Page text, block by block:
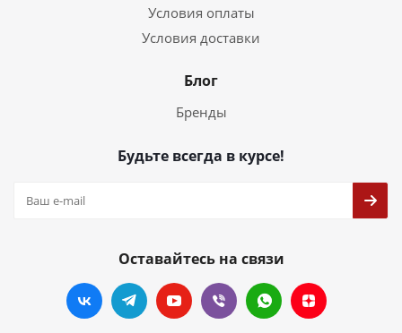
Условия оплаты
Условия доставки
Блог
Бренды
Будьте всегда в курсе!
Оставайтесь на связи